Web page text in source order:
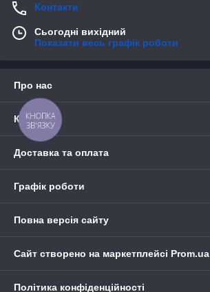
Контакти
Сьогодні вихідний
Показати весь графік роботи
Про нас
Контакти
Доставка та оплата
Графік роботи
Повна версія сайту
Сайт створено на маркетплейсі Prom.ua
Політика конфіденційності
КНОПКА
ЗВ'ЯЗКУ